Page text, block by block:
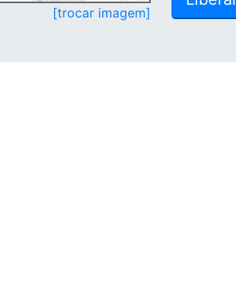
[trocar imagem]